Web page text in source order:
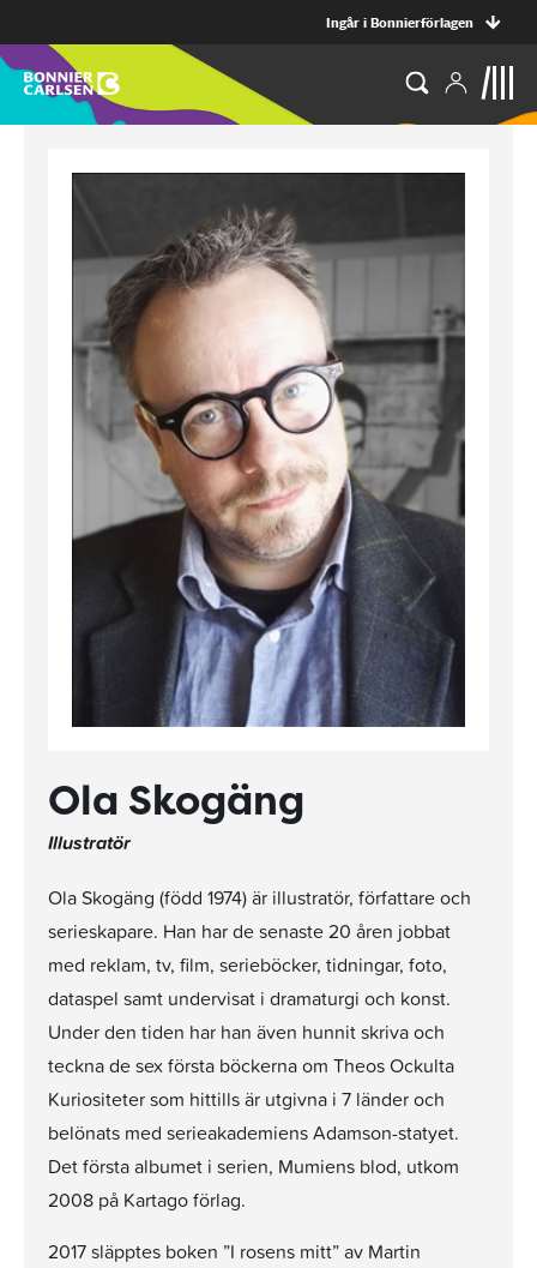
Ingår i Bonnierförlagen
Ola Skogäng
Illustratör
Ola Skogäng (född 1974) är illustratör, författare och
serieskapare. Han har de senaste 20 åren jobbat
med reklam, tv, film, serieböcker, tidningar, foto,
dataspel samt undervisat i dramaturgi och konst.
Under den tiden har han även hunnit skriva och
teckna de sex första böckerna om Theos Ockulta
Kuriositeter som hittills är utgivna i 7 länder och
belönats med serieakademiens Adamson-statyet.
Det första albumet i serien, Mumiens blod, utkom
2008 på Kartago förlag.
2017 släpptes boken ”I rosens mitt” av Martin